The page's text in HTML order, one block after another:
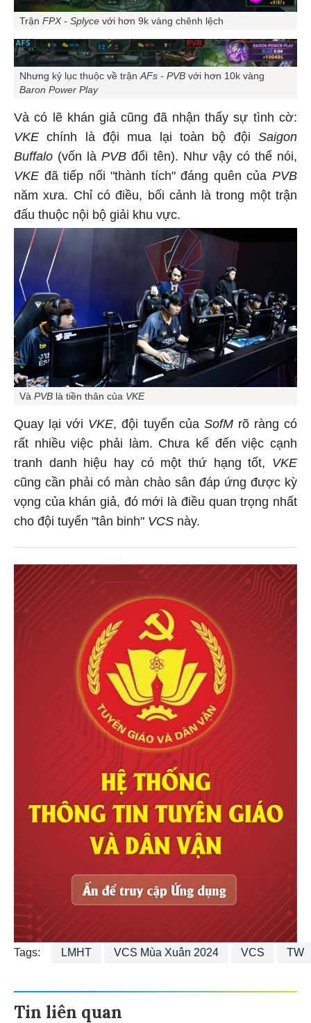
Trận FPX - Splyce với hơn 9k vàng chênh lệch
Nhưng kỷ lục thuộc về trận AFs - PVB với hơn 10k vàng
Baron Power Play
Và có lẽ khán giả cũng đã nhận thấy sự tình cờ:
VKE chính là đội mua lại toàn bộ đội Saigon
Buffalo (vốn là PVB đổi tên). Như vậy có thể nói,
VKE đã tiếp nối "thành tích" đáng quên của PVB
năm xưa. Chỉ có điều, bối cảnh là trong một trận
đấu thuộc nội bộ giải khu vực.
Và PVB là tiền thân của VKE
Quay lại với VKE , đội tuyển của SofMrõ ràng có
rất nhiều việc phải làm. Chưa kể đến việc cạnh
tranh danh hiệu hay có một thứ hạng tốt, VKE
cũng cần phải có màn chào sân đáp ứng được kỳ
vọng của khán giả, đó mới là điều quan trọng nhất
cho đội tuyển "tân binh" VCS này.
Tags: LMHT VCS Mùa Xuân 2024 VCS TW
Tin liên quan